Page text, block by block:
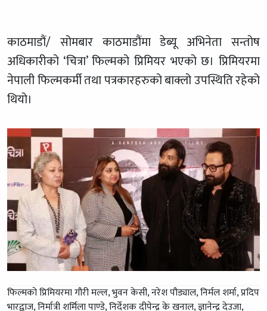
काठमाडौं/ सोमबार काठमाडौंमा डेब्यू अभिनेता सन्तोष
अधिकारीको ‘चित्रा’ फिल्मको प्रिमियर भएको छ। प्रिमियरमा
नेपाली फिल्मकर्मी तथा पत्रकारहरुको बाक्लो उपस्थिति रहेको
थियो।
फिल्मको प्रिमियरमा गौरी मल्ल, भुवन केसी, नरेश पौड्याल, निर्मल शर्मा, प्रदिप
भारद्वाज, निर्मात्री शर्मिला पाण्डे, निर्देशक दीपेन्द्र के खनाल, ज्ञानेन्द्र देउजा,